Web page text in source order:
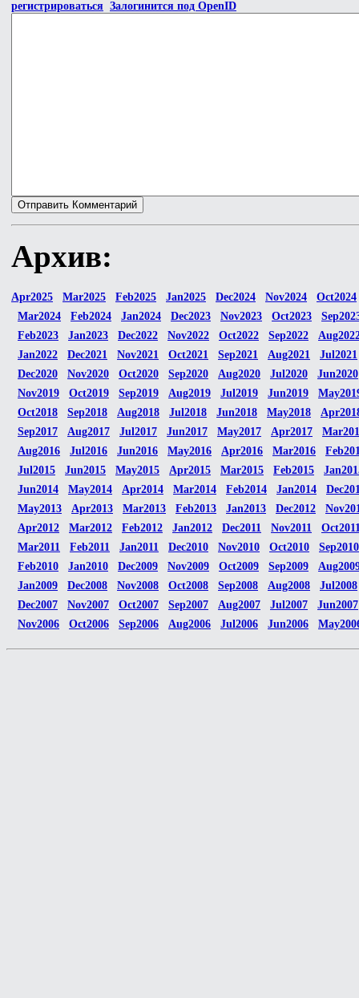
регистрироваться Залогинится под OpenID
Архив:
Apr2025 Mar2025 Feb2025 Jan2025 Dec2024 Nov2024
Oct2024
Mar2024
Feb2024 Jan2024 Dec2023 Nov2023 Oct2023
Feb2023
Jan2023 Dec2022 Nov2022 Oct2022 Sep2022
Jan2022
Dec2021 Nov2021 Oct2021 Sep2021 Aug2021
Jul2021
Dec2020
Nov2020 Oct2020 Sep2020 Aug2020 Jul2020
Jun2020
Nov2019
Oct2019 Sep2019 Aug2019 Jul2019 Jun2019
Oct2018
Sep2018 Aug2018 Jul2018 Jun2018 May2018
Sep2017
Aug2017 Jul2017 Jun2017 May2017 Apr2017
Aug2016
Jul2016 Jun2016 May2016 Apr2016 Mar2016
Jul2015
Jun2015 May2015 Apr2015 Mar2015 Feb2015
Jun2014
May2014 Apr2014 Mar2014 Feb2014 Jan2014
May2013
Apr2013 Mar2013 Feb2013 Jan2013 Dec2012
Apr2012
Mar2012 Feb2012 Jan2012 Dec2011 Nov2011
Mar2011
Feb2011 Jan2011 Dec2010 Nov2010 Oct2010
Sep2010
Feb2010
Jan2010 Dec2009 Nov2009 Oct2009 Sep2009
Jan2009
Dec2008 Nov2008 Oct2008 Sep2008 Aug2008
Jul2008
Dec2007
Nov2007 Oct2007 Sep2007 Aug2007 Jul2007
Jun2007
Nov2006
Oct2006 Sep2006 Aug2006 Jul2006 Jun2006